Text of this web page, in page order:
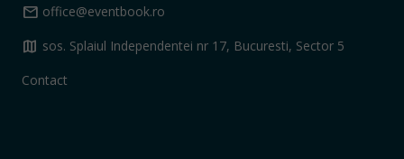
mail office@eventbook.ro
map sos. Splaiul Independentei nr 17, Bucuresti, Sector 5
Contact